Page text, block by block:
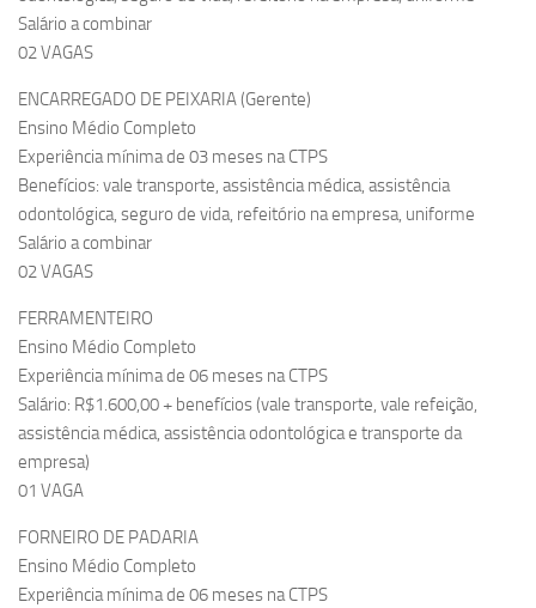
Salário a combinar
02 VAGAS
ENCARREGADO DE PEIXARIA (Gerente)
Ensino Médio Completo
Experiência mínima de 03 meses na CTPS
Benefícios: vale transporte, assistência médica, assistência
odontológica, seguro de vida, refeitório na empresa, uniforme
Salário a combinar
02 VAGAS
FERRAMENTEIRO
Ensino Médio Completo
Experiência mínima de 06 meses na CTPS
Salário: R$1.600,00 + benefícios (vale transporte, vale refeição,
assistência médica, assistência odontológica e transporte da
empresa)
01 VAGA
FORNEIRO DE PADARIA
Ensino Médio Completo
Experiência mínima de 06 meses na CTPS